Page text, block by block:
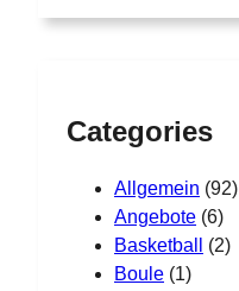
a
Categories
Allgemein (92)
Angebote (6)
Basketball
(2)
Boule (1)